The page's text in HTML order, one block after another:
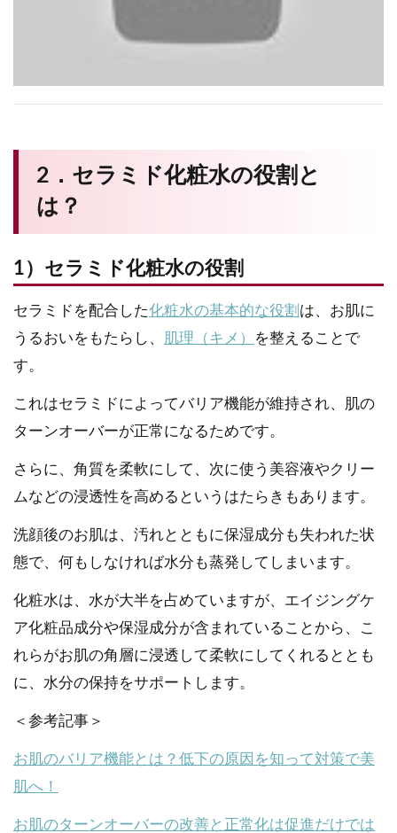
2．セラミド化粧水の役割と
は？
1）セラミド化粧水の役割
セラミドを配合した化粧水の基本的な役割 は、お肌に
うるおいをもたらし、
肌理（キメ）
を整えることで
す。
これはセラミドによってバリア機能が維持され、肌の
ターンオーバーが正常になるためです。
さらに、角質を柔軟にして、次に使う美容液やクリー
ムなどの浸透性を高めるというはたらきもあります。
洗顔後のお肌は、汚れとともに保湿成分も失われた状
態で、何もしなければ水分も蒸発してしまいます。
化粧水は、水が大半を占めていますが、エイジングケ
ア化粧品成分や保湿成分が含まれていることから、こ
れらがお肌の角層に浸透して柔軟にしてくれるととも
に、水分の保持をサポートします。
＜参考記事＞
お肌のバリア機能とは？低下の原因を知って対策で美
肌へ！
お肌のターンオーバーの改善と正常化は促進だけでは